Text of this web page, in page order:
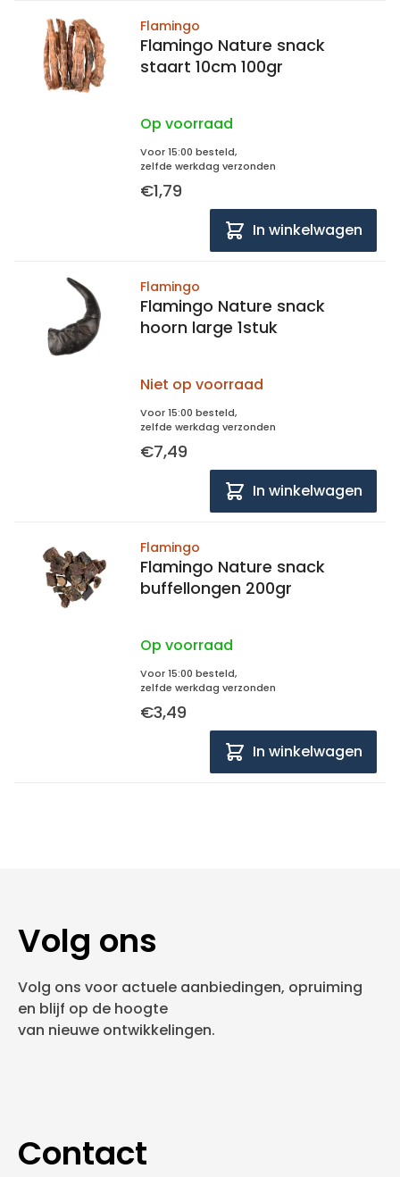
Flamingo
Flamingo Nature snack
staart 10cm 100gr
Op voorraad
Voor 15:00 besteld,
zelfde werkdag verzonden
€1,79
In winkelwagen
Flamingo
Flamingo Nature snack
hoorn large 1stuk
Niet op voorraad
Voor 15:00 besteld,
zelfde werkdag verzonden
€7,49
In winkelwagen
Flamingo
Flamingo Nature snack
buffellongen 200gr
Op voorraad
Voor 15:00 besteld,
zelfde werkdag verzonden
€3,49
In winkelwagen
Volg ons
Volg ons voor actuele aanbiedingen, opruiming
en blijf op de hoogte
van nieuwe ontwikkelingen.
Contact